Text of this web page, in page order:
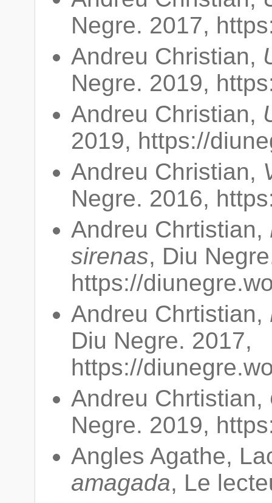
Negre. 2017,
Andreu Christian,
Negre. 2019,
Andreu Christian,
2019, https://
Andreu Christian,
Negre. 2016,
Andreu Chrtistian,
sirenas, Diu
https://
Andreu Chrtistian,
Diu Negre. 2017,
https://
Andreu Chrtistian,
Negre. 2019,
Angles Agathe,
amagada, Le